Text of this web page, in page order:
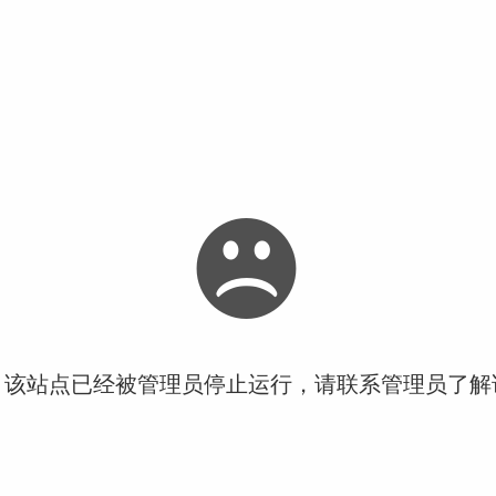
站点已经被管理员停止运行，请联系管理员了